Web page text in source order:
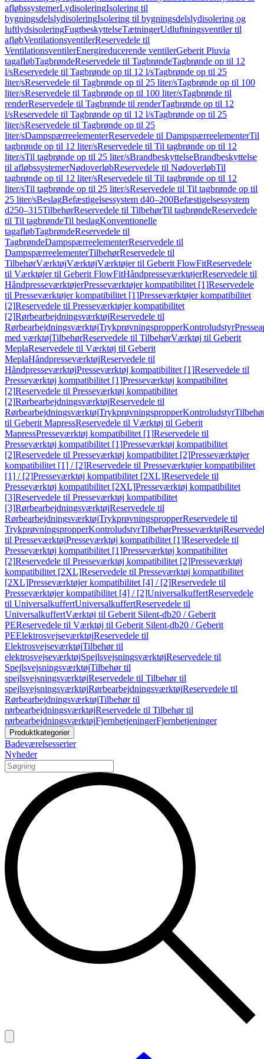
afløbssystemerLydisoleringIsolering til
bygningsdelslydisoleringIsolering til bygningsdelslydisolering og
luftlydsisoleringFugtbeskyttelseTætningerUdluftningsventiler til
afløbVentilationsventilerReservedele til
VentilationsventilerEnergireducerende ventilerGeberit Pluvia
tagafløbTagbrøndeReservedele til TagbrøndeTagbrønde op til 12
l/sReservedele til Tagbrønde op til 12 l/sTagbrønde op til 25
liter/sReservedele til Tagbrønde op til 25 liter/sTagbrønde op til 100
liter/sReservedele til Tagbrønde op til 100 liter/sTagbrønde til
renderReservedele til Tagbrønde til renderTagbrønde op til 12
l/sReservedele til Tagbrønde op til 12 l/sTagbrønde op til 25
liter/sReservedele til Tagbrønde op til 25
liter/sDampspærreelementerReservedele til DampspærreelementerTil
tagbrønde op til 12 liter/sReservedele til Til tagbrønde op til 12
liter/sTil tagbrønde op til 25 liter/sBrandbeskyttelseBrandbeskyttelse
til afløbssystemerNødoverløbReservedele til NødoverløbTil
tagbrønde op til 12 liter/sReservedele til Til tagbrønde op til 12
liter/sTil tagbrønde op til 25 liter/sReservedele til Til tagbrønde op til
25 liter/sBeslagBefæstigelsessystem d40–200Befæstigelsessystem
d250–315TilbehørReservedele til TilbehørTil tagbrøndeReservedele
til Til tagbrøndeTil beslagKonventionelle
tagafløbTagbrøndeReservedele til
TagbrøndeDampspærreelementerReservedele til
DampspærreelementerTilbehørReservedele til
TilbehørVærktøjVærktøjVærktøjer til Geberit FlowFitReservedele
til Værktøjer til Geberit FlowFitHåndpresseværktøjerReservedele til
HåndpresseværktøjerPresseværktøjer kompatibilitet [1]Reservedele
til Presseværktøjer kompatibilitet [1]Presseværktøjer kompatibilitet
[2]Reservedele til Presseværktøjer kompatibilitet
[2]RørbearbejdningsværktøjReservedele til
RørbearbejdningsværktøjTrykprøvningspropperKontroludstyr
med værktøjTilbehørReservedele til TilbehørVærktøj til Geberit
MeplaReservedele til Værktøj til Geberit
MeplaHåndpresseværktøjReservedele til
HåndpresseværktøjPresseværktøj kompatibilitet [1]Reservedele til
Presseværktøj kompatibilitet [1]Presseværktøj kompatibilitet
[2]Reservedele til Presseværktøj kompatibilitet
[2]RørbearbejdningsværktøjReservedele til
RørbearbejdningsværktøjTrykprøvningspropperKontroludstyr
til Geberit MapressReservedele til Værktøj til Geberit
MapressPresseværktøj kompatibilitet [1]Reservedele til
Presseværktøj kompatibilitet [1]Presseværktøj kompatibilitet
[2]Reservedele til Presseværktøj kompatibilitet [2]Presseværktøjer
kompatibilitet [1] / [2]Reservedele til Presseværktøjer kompatibilitet
[1] / [2]Presseværktøj kompatibilitet [2XL]Reservedele til
Presseværktøj kompatibilitet [2XL]Presseværktøj kompatibilitet
[3]Reservedele til Presseværktøj kompatibilitet
[3]RørbearbejdningsværktøjReservedele til
RørbearbejdningsværktøjTrykprøvningspropperReservedele til
TrykprøvningspropperKontroludstyrTilbehørPresseværktøj
til PresseværktøjPresseværktøj kompatibilitet [1]Reservedele til
Presseværktøj kompatibilitet [1]Presseværktøj kompatibilitet
[2]Reservedele til Presseværktøj kompatibilitet [2]Presseværktøj
kompatibilitet [2XL]Reservedele til Presseværktøj kompatibilitet
[2XL]Presseværktøjer kompatibilitet [4] / [2]Reservedele til
Presseværktøjer kompatibilitet [4] / [2]UniversalkuffertReservedele
til UniversalkuffertUniversalkuffertReservedele til
UniversalkuffertVærktøj til Geberit Silent-db20 / Geberit
PEReservedele til Værktøj til Geberit Silent-db20 / Geberit
PEElektrosvejseværktøjReservedele til
ElektrosvejseværktøjTilbehør til
elektrosvejseværktøjSpejlsvejsningsværktøjReservedele til
SpejlsvejsningsværktøjTilbehør til
spejlsvejsningsværktøjReservedele til Tilbehør til
spejlsvejsningsværktøjRørbearbejdningsværktøjReservedele til
RørbearbejdningsværktøjTilbehør til
rørbearbejdningsværktøjReservedele til Tilbehør til
rørbearbejdningsværktøjFjernbetjeningerFjernbetjeninger
Produktkategorier
Badeværelsesserier
Nyheder